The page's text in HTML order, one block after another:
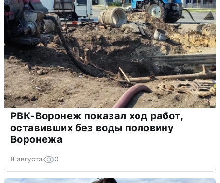
РВК-Воронеж показал ход работ,
оставивших без воды половину
Воронежа
8 августа 0